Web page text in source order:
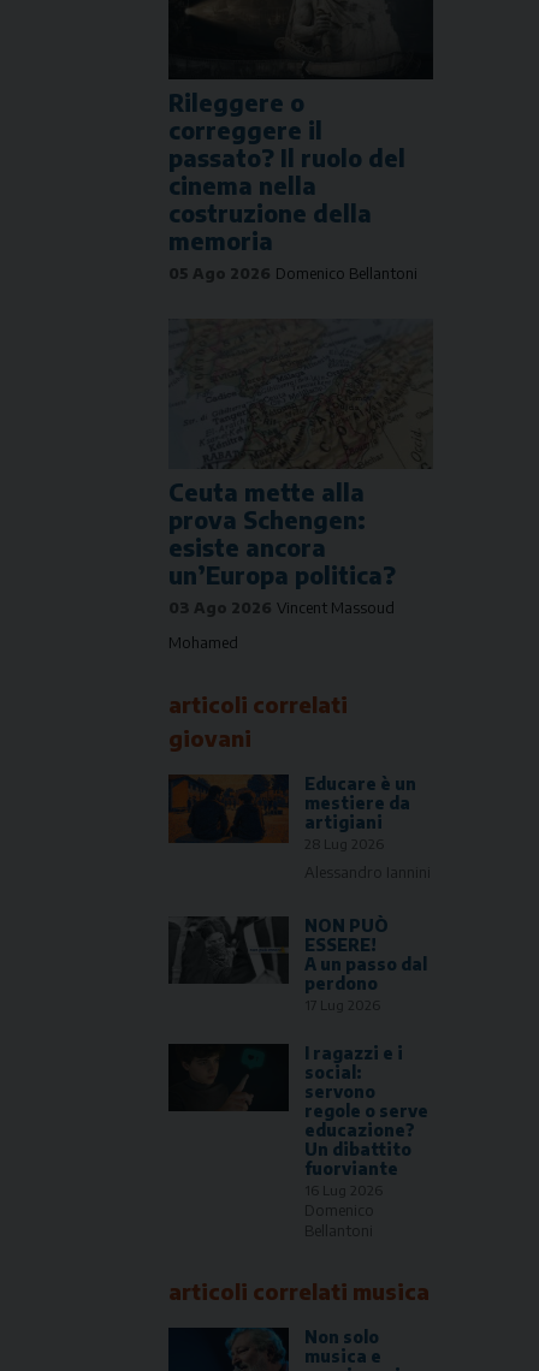
Rileggere o
correggere il
passato? Il ruolo del
cinema nella
costruzione della
memoria
05 Ago 2026 Domenico Bellantoni
Ceuta mette alla
prova Schengen:
esiste ancora
un’Europa politica?
03 Ago 2026 Vincent Massoud
Mohamed
articoli correlati
giovani
Educare è un
mestiere da
artigiani
28 Lug 2026
Alessandro Iannini
NON PUÒ
ESSERE!
A un passo dal
perdono
17 Lug 2026
I ragazzi e i
social:
servono
regole o serve
educazione?
Un dibattito
fuorviante
16 Lug 2026
Domenico
Bellantoni
articoli correlati musica
Non solo
musica e